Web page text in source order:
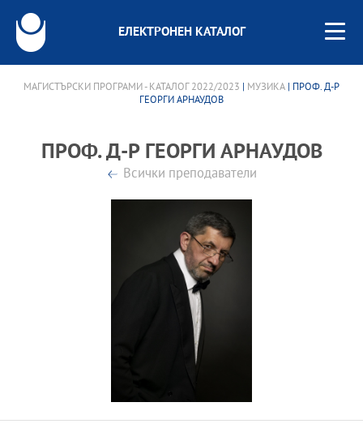
ЕЛЕКТРОНЕН КАТАЛОГ
МАГИСТЪРСКИ ПРОГРАМИ - КАТАЛОГ 2022/2023 МУЗИКА | ПРОФ. Д-Р
ГЕОРГИ АРНАУДОВ
ПРОФ. Д-Р ГЕОРГИ АРНАУДОВ
Всички преподаватели